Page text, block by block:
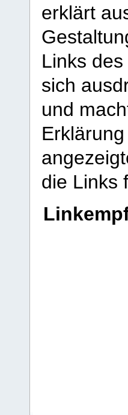
erklärt
Links
sich
und
die Links